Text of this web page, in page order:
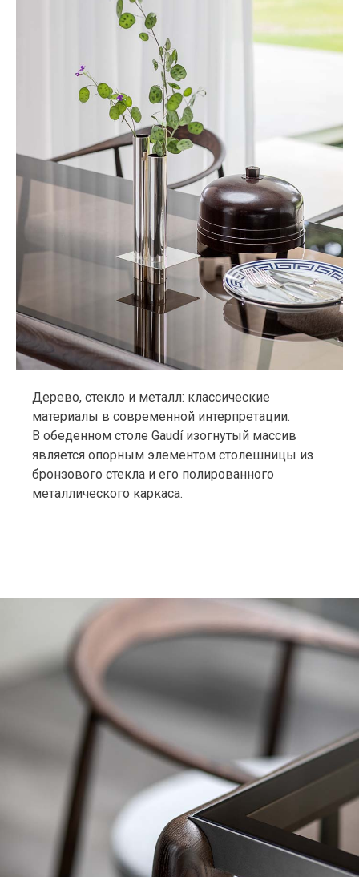
Дерево, стекло и металл: классические
материалы в современной интерпретации.
В обеденном столе Gaudí изогнутый массив
является опорным элементом столешницы из
бронзового стекла и его полированного
металлического каркаса.